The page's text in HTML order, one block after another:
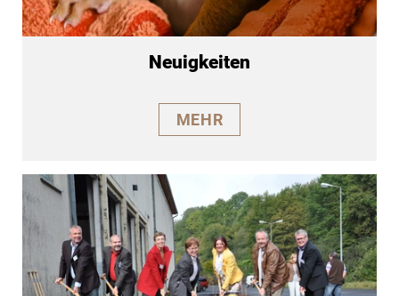
Neuigkeiten
MEHR